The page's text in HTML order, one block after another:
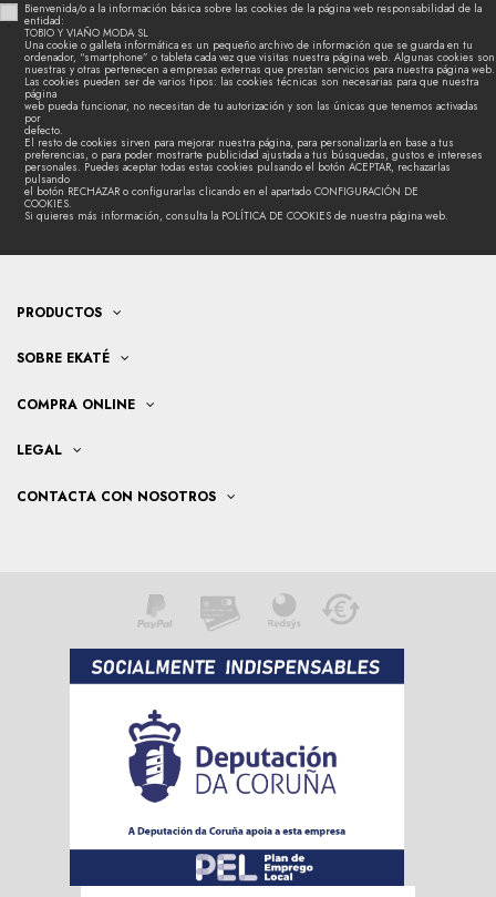
Bienvenida/o a la información básica sobre las cookies de la página web responsabilidad de la
entidad:
TOBIO Y VIAÑO MODA SL
Una cookie o galleta informática es un pequeño archivo de información que se guarda en tu
ordenador, “smartphone” o tableta cada vez que visitas nuestra página web. Algunas cookies son
nuestras y otras pertenecen a empresas externas que prestan servicios para nuestra página web.
Las cookies pueden ser de varios tipos: las cookies técnicas son necesarias para que nuestra
página
web pueda funcionar, no necesitan de tu autorización y son las únicas que tenemos activadas
por
defecto.
El resto de cookies sirven para mejorar nuestra página, para personalizarla en base a tus
preferencias, o para poder mostrarte publicidad ajustada a tus búsquedas, gustos e intereses
personales. Puedes aceptar todas estas cookies pulsando el botón ACEPTAR, rechazarlas
pulsando
el botón RECHAZAR o configurarlas clicando en el apartado CONFIGURACIÓN DE
COOKIES.
Si quieres más información, consulta la POLÍTICA DE COOKIES de nuestra página web.
PRODUCTOS
SOBRE EKATÉ
COMPRA ONLINE
LEGAL
CONTACTA CON NOSOTROS